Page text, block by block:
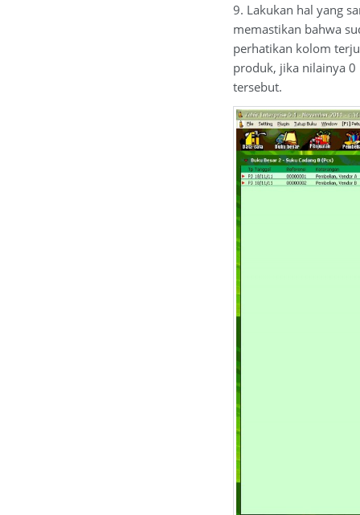
9. Lakukan hal yang
memastikan bahwa
perhatikan kolom
produk, jika nilainya 0
tersebut.